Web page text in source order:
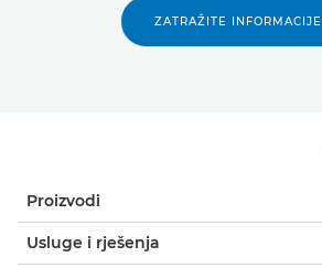
ZATRAŽITE INFORMACIJE
Proizvodi
Usluge i rješenja